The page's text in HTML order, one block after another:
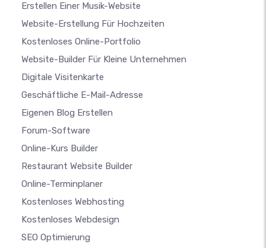
Erstellen Einer Musik-Website
Website-Erstellung Für Hochzeiten
Kostenloses Online-Portfolio
Website-Builder Für Kleine Unternehmen
Digitale Visitenkarte
Geschäftliche E-Mail-Adresse
Eigenen Blog Erstellen
Forum-Software
Online-Kurs Builder
Restaurant Website Builder
Online-Terminplaner
Kostenloses Webhosting
Kostenloses Webdesign
SEO Optimierung